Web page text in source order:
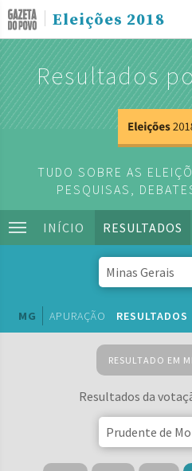
Eleições 2018
Resultados
TUDO SOBRE AS
PESQUISAS,
INÍCIO RESULTADOS
MG APURAÇÃO RESULTADOS
RESULTADO EM
Resultados da